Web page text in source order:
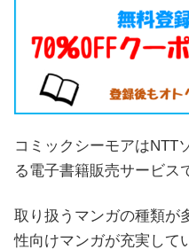
コミックシーモアはNTT
る電子書籍販売サービス
取り扱うマンガの種類が
性向けマンガが充実して